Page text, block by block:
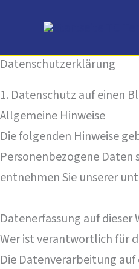
springen
Datenschutzerklärung
1. Datenschutz auf einen
Allgemeine Hinweise
Die folgenden Hinweise
Personenbezogene
entnehmen Sie unserer
Datenerfassung auf dieser
Wer ist verantwortlich für
Die Datenverarbeitung